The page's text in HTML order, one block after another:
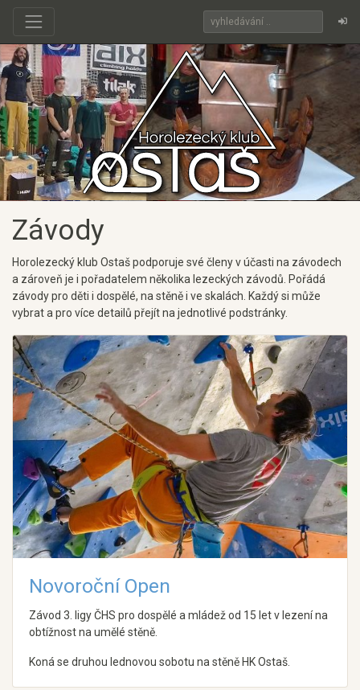
Závody
Horolezecký klub Ostaš podporuje své členy v účasti na závodech
a zároveň je i pořadatelem několika lezeckých závodů. Pořádá
závody pro děti i dospělé, na stěně i ve skalách. Každý si může
vybrat a pro více detailů přejít na jednotlivé podstránky.
Novoroční Open
Závod 3. ligy ČHS pro dospělé a mládež od 15 let v lezení na
obtížnost na umělé stěně.
Koná se druhou lednovou sobotu na stěně HK Ostaš.